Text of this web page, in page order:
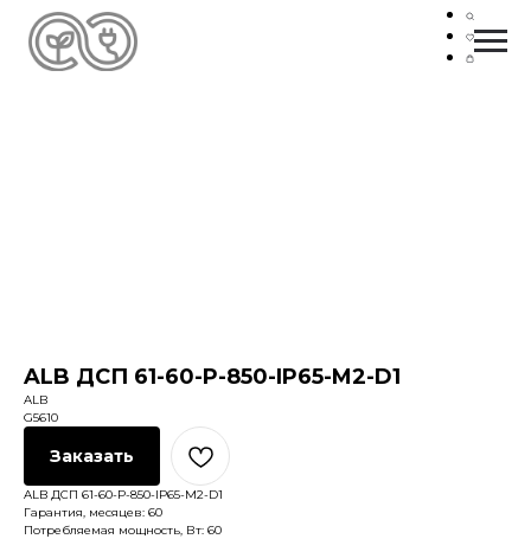
ALB ДСП 61-60-P-850-IP65-M2-D1
ALB
G5610
Заказать
ALB ДСП 61-60-P-850-IP65-M2-D1
Гарантия, месяцев: 60
Потребляемая мощность, Вт: 60